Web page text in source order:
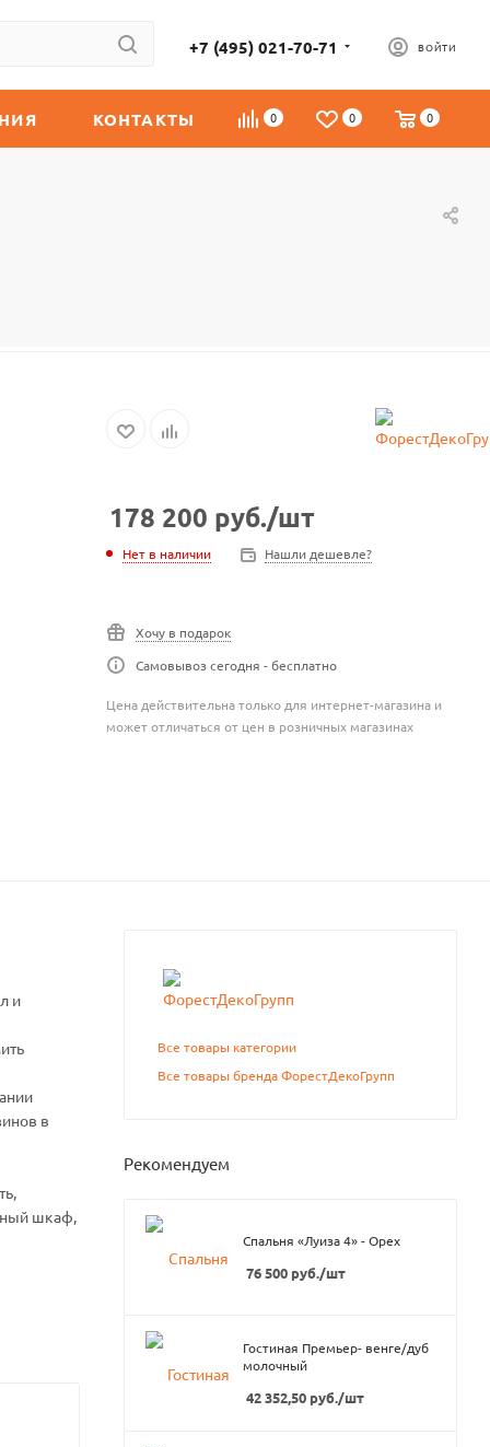
+7 (495) 021-70-71 ВОЙТИ
0 0 0
КОНТАКТЫ
178 200 руб./шт
Нет в наличии Нашли дешевле?
Хочу в подарок
Самовывоз сегодня - бесплатно
Цена действительна только для интернет-магазина и
может отличаться от цен в розничных магазинах
и
в
шкаф,
Все товары категории
Все товары бренда ФорестДекоГрупп
Рекомендуем
Спальня «Луиза 4» - Орех
76 500 руб./шт
Гостиная Премьер- венге/дуб
молочный
42 352,50 руб./шт